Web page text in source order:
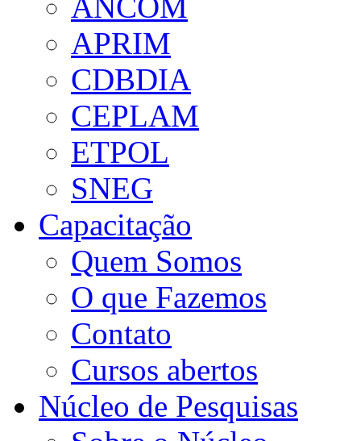
APRIM
CDBDIA
CEPLAM
ETPOL
SNEG
Capacitação
Quem Somos
O que Fazemos
Contato
Cursos abertos
Núcleo de Pesquisas